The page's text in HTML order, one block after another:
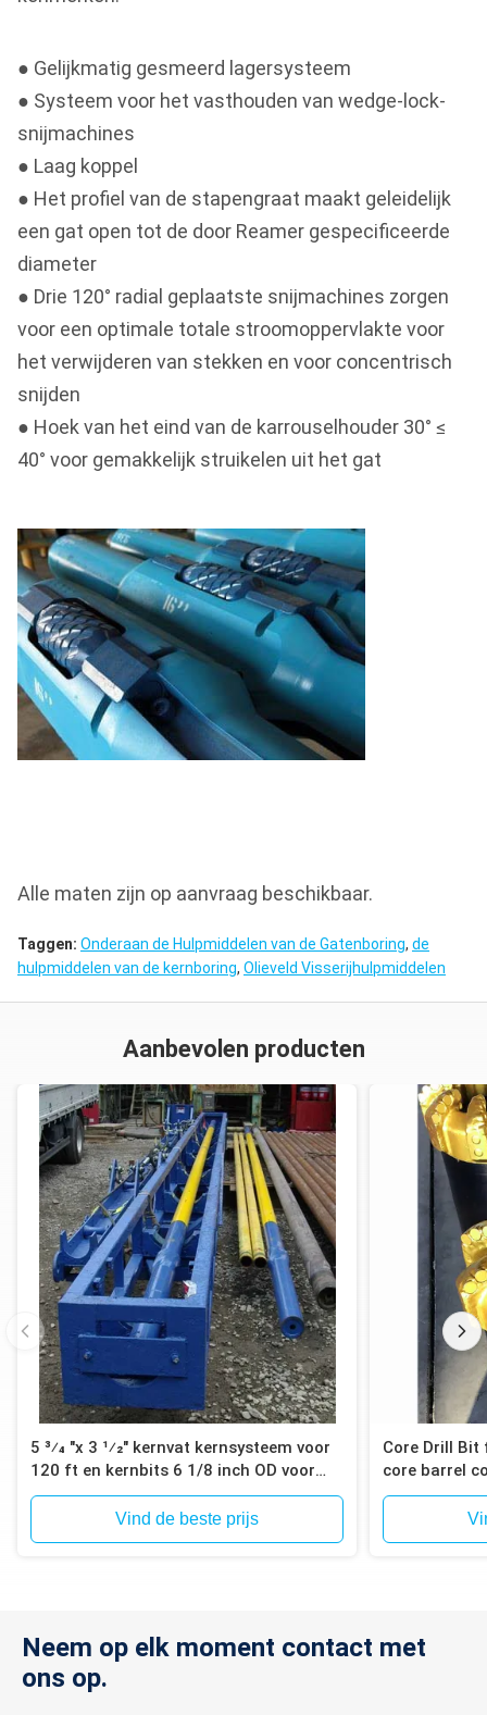
● Gelijkmatig gesmeerd lagersysteem
● Systeem voor het vasthouden van wedge-lock-
snijmachines
● Laag koppel
● Het profiel van de stapengraat maakt geleidelijk
een gat open tot de door Reamer gespecificeerde
diameter
● Drie 120° radial geplaatste snijmachines zorgen
voor een optimale totale stroomoppervlakte voor
het verwijderen van stekken en voor concentrisch
snijden
● Hoek van het eind van de karrouselhouder 30° ≤
40° voor gemakkelijk struikelen uit het gat
Alle maten zijn op aanvraag beschikbaar.
Taggen: Onderaan de Hulpmiddelen van de Gatenboring, de
hulpmiddelen van de kernboring, Olieveld Visserijhulpmiddelen
Aanbevolen producten
5 3⁄4 "x 3 1⁄2" kernvat kernsysteem voor
120 ft en kernbits 6 1/8 inch OD voor
olieveld Coring diensten
Vind de beste prijs
Core Drill
core barrel
accessories
Neem op elk moment contact met
ons op.